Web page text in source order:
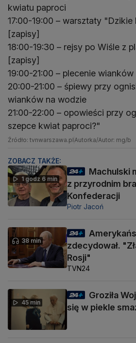
kwiatu paproci
17:00-19:00 – warsztaty "Dzikie
[zapisy]
18:00-19:30 – rejsy po Wiśle z
[zapisy]
19:00-21:00 – plecenie wianków
20:00-21:00 – śpiewy przy
wianków na wodzie
21:00-22:00 – opowieści przy
szepce kwiat paproci?"
Źródło: tvnwarszawa.pl Autorka/Autor: mg/b
ZOBACZ TAKŻE:
1 godz 6 min
Machulski
z przyrodnim
Konfederacji
Piotr Jacoń
38 min
zdecydował.
Rosji"
TVN24
45 min
Groziła
się w piekle